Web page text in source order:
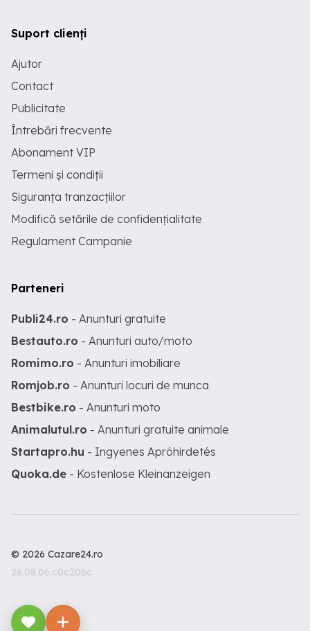
Suport clienți
Ajutor
Contact
Publicitate
Întrebări frecvente
Abonament VIP
Termeni și condiții
Siguranța tranzacțiilor
Modifică setările de confidențialitate
Regulament Campanie
Parteneri
Publi24.ro - Anunturi gratuite
Bestauto.ro - Anunturi auto/moto
Romimo.ro - Anunturi imobiliare
Romjob.ro - Anunturi locuri de munca
Bestbike.ro - Anunturi moto
Animalutul.ro - Anunturi gratuite animale
Startapro.hu - Ingyenes Apróhirdetés
Quoka.de - Kostenlose Kleinanzeigen
© 2026 Cazare24.ro
26.08.06.c0c206c